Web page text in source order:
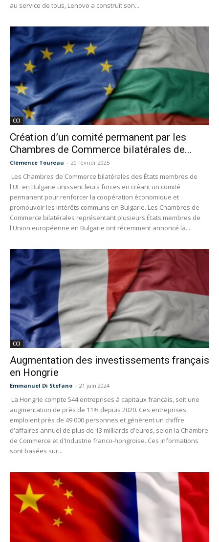
au service de tous, Lenovo a construit son...
CCI
Création d’un comité permanent par les
Chambres de Commerce bilatérales de...
Clémence Toureau - 20 février 2025
Les Chambres de Commerce bilatérales des États membres de
l'UE en Bulgarie unissent leurs forces en créant un comité
permanent pour renforcer la coopération économique et
promouvoir les intérêts communs en Bulgarie. Les Chambres de
Commerce bilatérales représentant plusieurs États membres de
l'Union européenne en Bulgarie ont récemment annoncé la...
CCI
Augmentation des investissements français
en Hongrie
Emmanuel Di Stefano - 21 juin 2024
La Hongrie compte 544 entreprises à capitaux français, soit une
augmentation de près de 11% depuis 2020. Ces entreprises
emploient près de 49 000 personnes et génèrent un chiffre
d'affaires annuel de plus de 13 milliards d'euros, selon la Chambre
de Commerce et d'Industrie franco-hongroise. Ces informations
sont basées sur...